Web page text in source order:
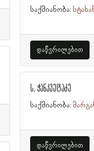
საქმიანობა:
დაწვრილებით
ს. ჭანკვეტაძე
საქმიანობა:
დაწვრილებით